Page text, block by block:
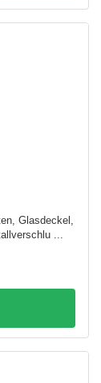
Glasdeckel,
...